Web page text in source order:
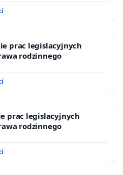
prac legislacyjnych
rodzinnego
prac legislacyjnych
rodzinnego